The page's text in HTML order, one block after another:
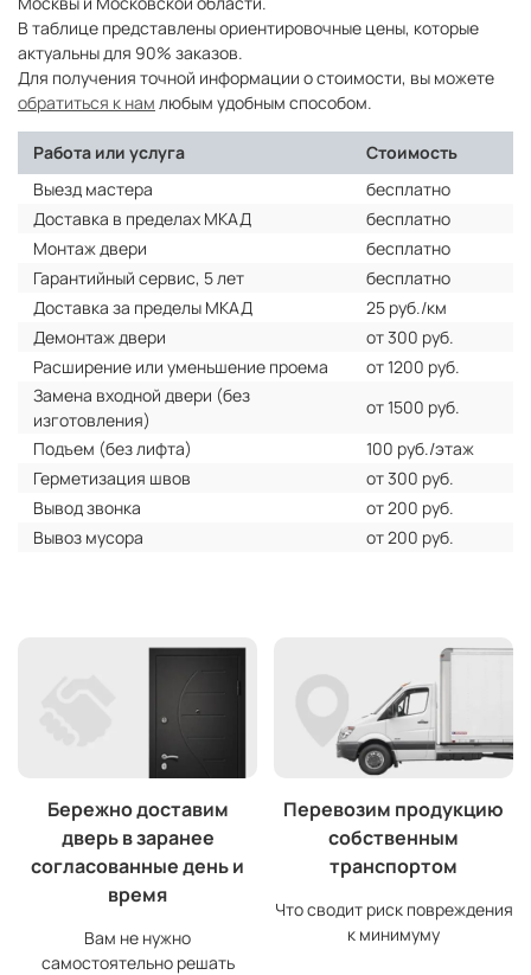
В таблице представлены ориентировочные цены, которые
актуальны для 90% заказов.
Для получения точной информации о стоимости, вы можете
обратиться к нам любым удобным способом.
Работа или услуга
Стоимость
Выезд мастера
бесплатно
Доставка в пределах МКАД
бесплатно
Монтаж двери
бесплатно
Гарантийный сервис, 5 лет
бесплатно
Доставка за пределы МКАД
25 руб./км
Демонтаж двери
от 300 руб.
Расширение или уменьшение проема
от 1200 руб.
Замена входной двери (без
изготовления)
от 1500 руб.
Подъем (без лифта)
100 руб./этаж
Герметизация швов
от 300 руб.
Вывод звонка
от 200 руб.
Вывоз мусора
от 200 руб.
Бережно доставим
дверь в заранее
согласованные день и
время
Вам не нужно
самостоятельно решать
Перевозим продукцию
собственным
транспортом
Что сводит риск повреждения
к минимуму